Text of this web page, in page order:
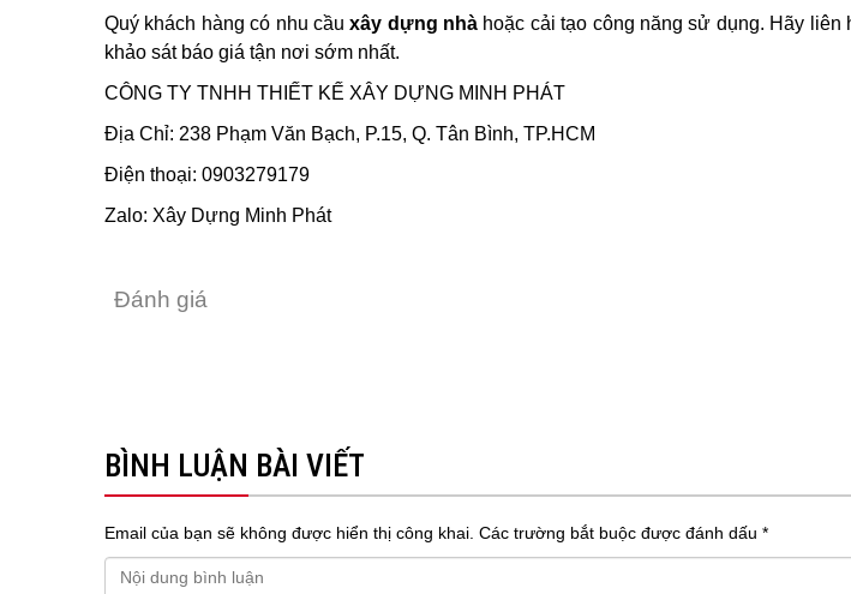
Quý khách hàng có nhu cầuxây dựng nhà hoặc cải tạo công năng sử dụng. Hãy
khảo sát báo giá tận nơi sớm nhất.
CÔNG TY TNHH THIẾT KẾ XÂY DỰNG MINH PHÁT
Địa Chỉ: 238 Phạm Văn Bạch, P.15, Q. Tân Bình, TP.HCM
Điện thoại: 0903279179
Zalo: Xây Dựng Minh Phát
Đánh giá
BÌNH LUẬN BÀI VIẾT
Email của bạn sẽ không được hiển thị công khai. Các trường bắt buộc được đánh dấu *